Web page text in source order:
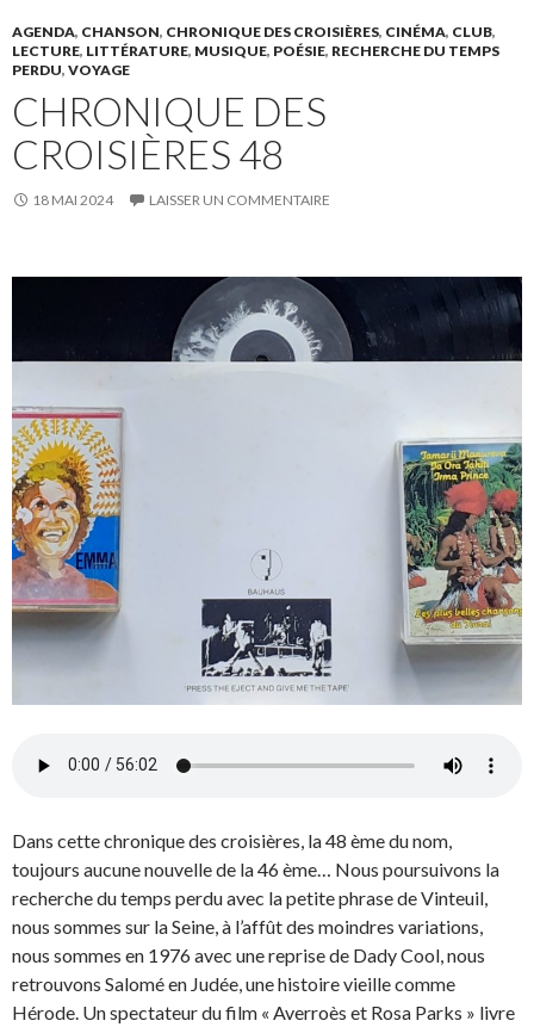
AGENDA, CHANSON, CHRONIQUE DES CROISIÈRES, CINÉMA, CLUB,
LECTURE, LITTÉRATURE, MUSIQUE, POÉSIE, RECHERCHE DU TEMPS
PERDU, VOYAGE
CHRONIQUE DES
CROISIÈRES 48
18 MAI 2024 LAISSER UN COMMENTAIRE
Dans cette chronique des croisières, la 48 ème du nom,
toujours aucune nouvelle de la 46 ème… Nous poursuivons la
recherche du temps perdu avec la petite phrase de Vinteuil,
nous sommes sur la Seine, à l’affût des moindres variations,
nous sommes en 1976 avec une reprise de Dady Cool, nous
retrouvons Salomé en Judée, une histoire vieille comme
Hérode. Un spectateur du film « Averroès et Rosa Parks » livre